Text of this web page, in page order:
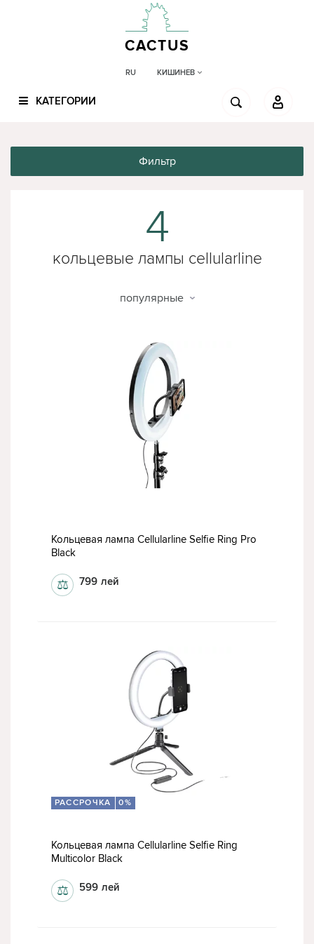
CACTUS
RU КИШИНЕВ
КАТЕГОРИИ
4
кольцевые лампы cellularline
Кольцевая лампа Cellularline Selfie Ring Pro
Black
799 лей
⚖
РАССРОЧКА 0%
Кольцевая лампа Cellularline Selfie Ring
Multicolor Black
599 лей
⚖
Фильтр